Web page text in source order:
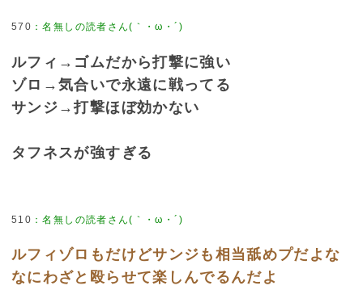
570 ：名無しの読者さん(｀・ω・´)
ルフィ→ゴムだから打撃に強い
ゾロ→気合いで永遠に戦ってる
サンジ→打撃ほぼ効かない
タフネスが強すぎる
510 ：名無しの読者さん(｀・ω・´)
ルフィゾロもだけどサンジも相当舐めプだよな
なにわざと殴らせて楽しんでるんだよ